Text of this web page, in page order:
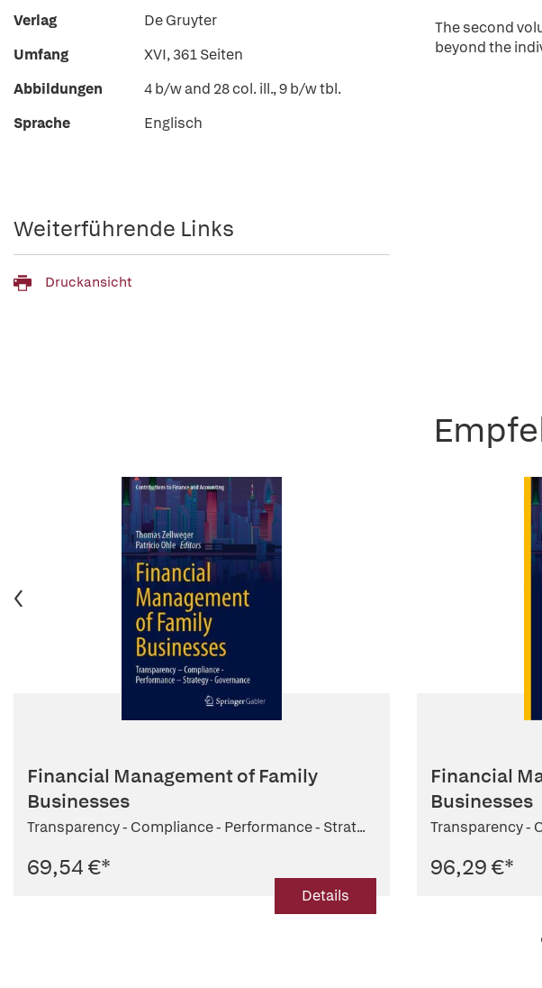
The second
beyond the
Verlag
De Gruyter
Umfang
XVI, 361 Seiten
Abbildungen
4 b/w and 28 col. ill., 9 b/w tbl.
Sprache
Englisch
Weiterführende Links
Druckansicht
Financial Management of Family
Businesses
Transparency - Compliance - Performance - Strat...
69,54 €*
Details
Financial
Businesses
Transparency -
96,29 €*